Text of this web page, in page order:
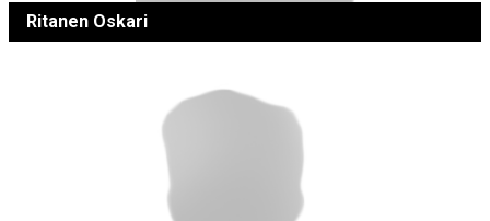
Ritanen Oskari